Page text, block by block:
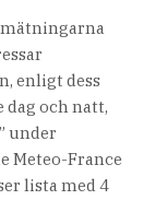
enligt dess
dag och natt,
under
Meteo-France
lista med 4